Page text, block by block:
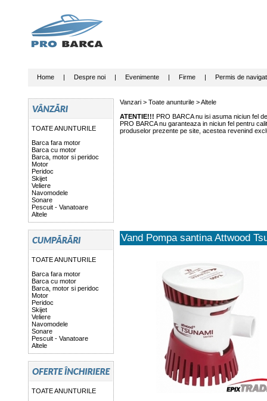
Home| Despre noi| Evenimente| Firme| Permis de
TOATE ANUNTURILE
Barca fara motor
Barca cu motor
Barca, motor si peridoc
Motor
Peridoc
Skijet
Veliere
Navomodele
Sonare
Pescuit - Vanatoare
Altele
TOATE ANUNTURILE
Barca fara motor
Barca cu motor
Barca, motor si peridoc
Motor
Peridoc
Skijet
Veliere
Navomodele
Sonare
Pescuit - Vanatoare
Altele
TOATE ANUNTURILE
Vanzari > Toate anunturile>Altele
ATENTIE!!! PRO BARCA nu isi asuma niciun fel
PRO BARCA nu garanteaza in niciun fel pentru
produselor prezente pe site, acestea revenind
Vand Pompa santina Attwood